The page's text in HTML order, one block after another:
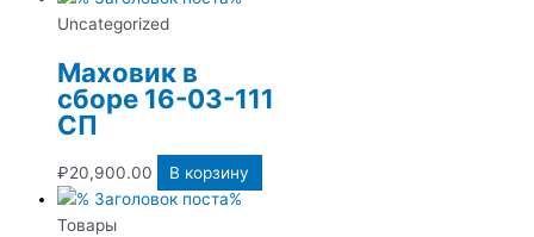
Uncategorized
Маховик в
сборе 16-03-111
СП
₽20,900.00 В корзину
Товары